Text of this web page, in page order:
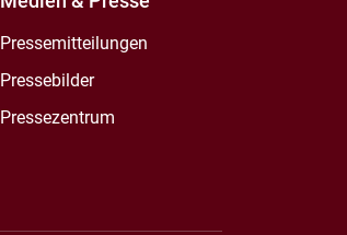
Pressemitteilungen
Pressebilder
Pressezentrum